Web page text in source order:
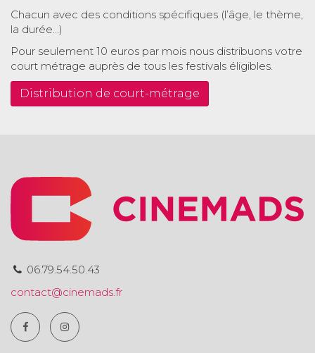
Chacun avec des conditions spécifiques (l’âge, le thème,
la durée…)
Pour seulement 10 euros par mois nous distribuons votre
court métrage auprès de tous les festivals éligibles.
Distribution de court-métrage
06.79.54.50.43
contact@cinemads.fr